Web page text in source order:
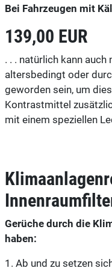
Bei Fahrzeugen mit
139,00 EUR
. . . natürlich kann
altersbedingt oder
geworden sein, um
Kontrastmittel
mit einem speziellen
Gerüche durch die
haben:
1. Ab und zu setzen